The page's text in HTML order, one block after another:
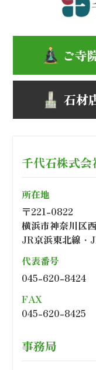
千代石株式
所在地
〒221-0822
横浜市神奈川区
JR京浜東北線
代表番号
045-620-8424
FAX
045-620-8425
事務局